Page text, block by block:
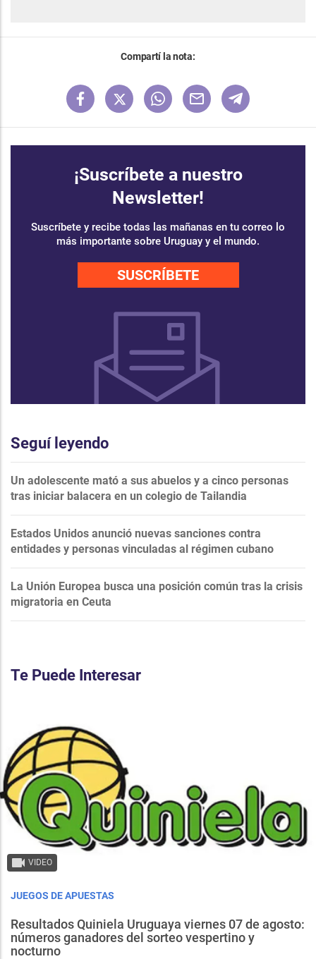
Compartí la nota:
¡Suscríbete a nuestro
Newsletter!
Suscríbete y recibe todas las mañanas en tu correo lo
más importante sobre Uruguay y el mundo.
SUSCRÍBETE
Seguí leyendo
Un adolescente mató a sus abuelos y a cinco personas
tras iniciar balacera en un colegio de Tailandia
Estados Unidos anunció nuevas sanciones contra
entidades y personas vinculadas al régimen cubano
La Unión Europea busca una posición común tras la crisis
migratoria en Ceuta
Te Puede Interesar
VIDEO
JUEGOS DE APUESTAS
Resultados Quiniela Uruguaya viernes 07 de agosto:
números ganadores del sorteo vespertino y
nocturno